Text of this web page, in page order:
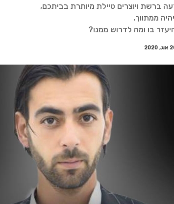
ברשת ויוצרים טיילת מיותרת בביתכם,
ממתווך.
בו ומה לדרוש ממנו?
2020